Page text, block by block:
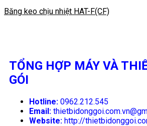
Băng keo chịu nhiệt HAT-F(CF)
TỔNG HỢP MÁY VÀ
GÓI
Hotline: 0962.212.545
Email:
Website: http://